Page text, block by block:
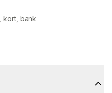
kort, bank